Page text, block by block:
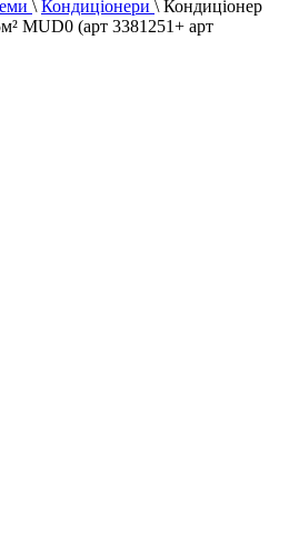
\ Кондиціонери \ Кондиціонер
MUD0 (арт 3381251+ арт